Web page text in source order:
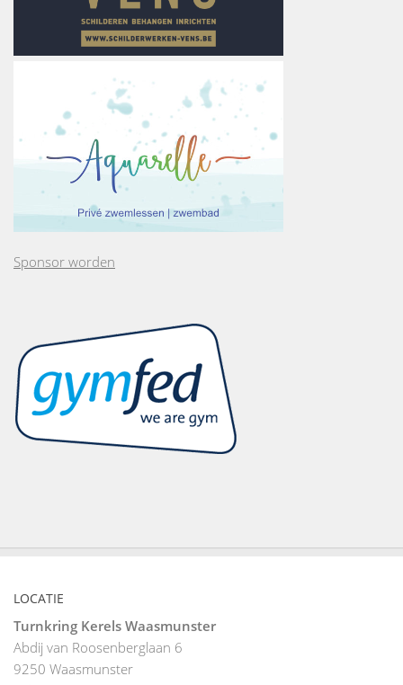
Sponsor worden
LOCATIE
Turnkring Kerels Waasmunster
Abdij van Roosenberglaan 6
9250 Waasmunster